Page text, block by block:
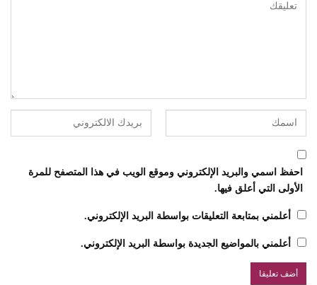
احفظ اسمي والبريد الإلكتروني وموقع الويب في هذا المتصفح للمرة
الأولى التي أعلق فيها.
أعلمني بمتابعة التعليقات بواسطة البريد الإلكتروني.
أعلمني بالمواضيع الجديدة بواسطة البريد الإلكتروني.